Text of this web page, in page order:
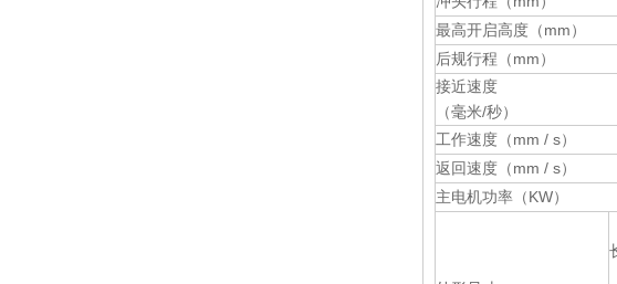
最高开启高度（mm）
后规行程（mm）
接近速度
（毫米/秒）
工作速度（mm / s）
返回速度（mm / s）
主电机功率（KW）